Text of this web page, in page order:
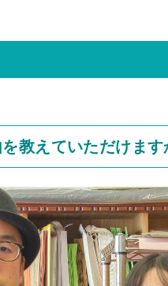
教えていただけます